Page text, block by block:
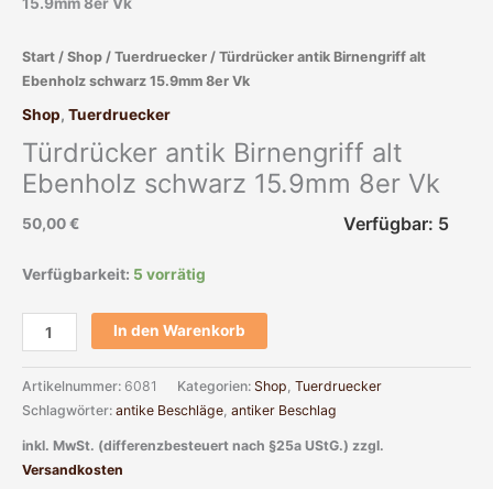
Start / Shop / Tuerdruecker / Türdrücker antik Birnengriff alt
Ebenholz schwarz 15.9mm 8er Vk
Shop, Tuerdruecker
Türdrücker antik Birnengriff alt
Ebenholz schwarz 15.9mm 8er Vk
50,00€ Verfügbar: 5
Verfügbarkeit: 5 vorrätig
schwarz
8er
Vk
Menge
In den Warenkorb
Artikelnummer: 6081 Kategorien: Shop, Tuerdruecker
Schlagwörter: antike Beschläge, antiker Beschlag
inkl. MwSt. (differenzbesteuert nach §25a UStG.) zzgl.
Versandkosten